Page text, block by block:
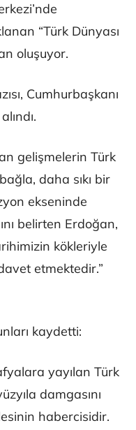
“Türk Dünyası
oluşuyor.
Cumhurbaşkanı
gelişmelerin Türk
daha sıkı bir
ekseninde
belirten Erdoğan,
kökleriyle
etmektedir.”
kaydetti:
yayılan Türk
damgasını
habercisidir.